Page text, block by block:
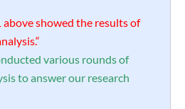
above showed the results of
various rounds of
to answer our research